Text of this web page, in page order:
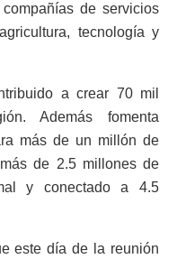
de servicios
tecnología y
a crear 70 mil
Además fomenta
más de un millón de
de 2.5 millones de
y conectado a 4.5
este día de la reunión